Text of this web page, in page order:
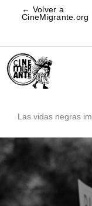
← Volver a
CineMigrante.org
Las vidas negras